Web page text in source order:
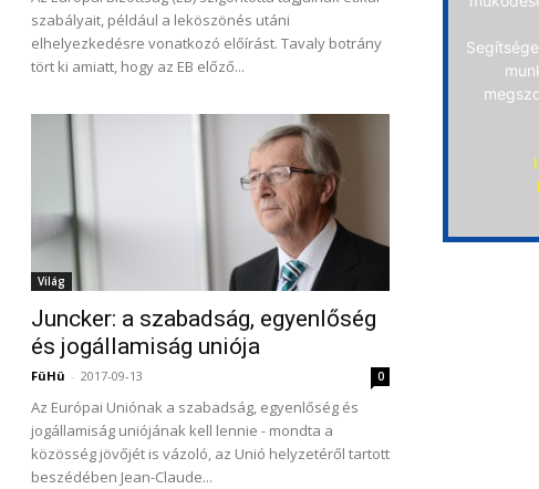
szabályait, például a leköszönés utáni
elhelyezkedésre vonatkozó előírást. Tavaly botrány
tört ki amiatt, hogy az EB előző...
Világ
Juncker: a szabadság, egyenlőség
és jogállamiság uniója
FüHü - 2017-09-13 0
Az Európai Uniónak a szabadság, egyenlőség és
jogállamiság uniójának kell lennie - mondta a
közösség jövőjét is vázoló, az Unió helyzetéről tartott
beszédében Jean-Claude...